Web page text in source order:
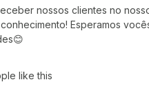
nossos clientes no
Esperamos
like this